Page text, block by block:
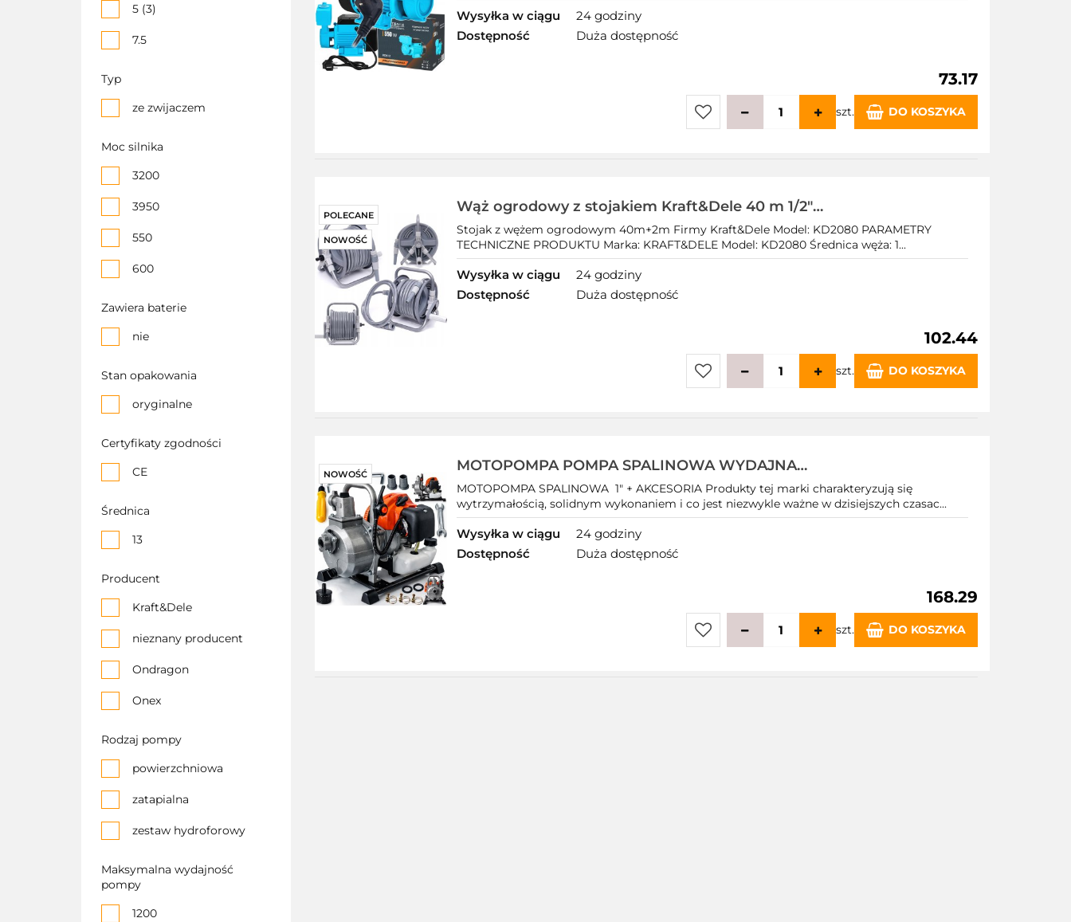
5 (3)
7.5
9.9
Typ
ze zwijaczem
Moc silnika
3200
3950
550
600
850
Zawiera baterie
nie
Stan opakowania
oryginalne
Certyfikaty zgodności
CE
Średnica
13
Producent
Kraft&Dele
nieznany producent
Ondragon
Onex
Rodzaj pompy
powierzchniowa
zatapialna
zestaw hydroforowy
Maksymalna wydajność
pompy
1200
Wysyłka w ciągu
24 godziny
Dostępność
Duża dostępność
73.17
szt. DO KOSZYKA
POLECANE
NOWOŚĆ
Wąż ogrodowy z stojakiem Kraft&Dele 40 m 1/2"
PCV
Stojak z wężem ogrodowym 40m+2m Firmy Kraft&Dele Model: KD2080 PARAMETRY
TECHNICZNE PRODUKTU Marka: KRAFT&DELE Model: KD2080 Średnica węża: 1...
Wysyłka w ciągu
24 godziny
Dostępność
Duża dostępność
102.44
szt. DO KOSZYKA
NOWOŚĆ
MOTOPOMPA POMPA SPALINOWA WYDAJNA
ŁATWE ZASYSANIE DO WODY 350L/MIN 1" 5,2km
MOTOPOMPA SPALINOWA 1" + AKCESORIA Produkty tej marki charakteryzują się
wytrzymałością, solidnym wykonaniem i co jest niezwykle ważne w dzisiejszych czasac...
Wysyłka w ciągu
24 godziny
Dostępność
Duża dostępność
168.29
szt. DO KOSZYKA